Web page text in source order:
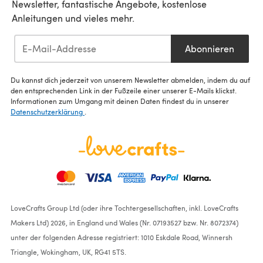
Newsletter, fantastische Angebote, kostenlose
Anleitungen und vieles mehr.
Abonnieren
Du kannst dich jederzeit von unserem Newsletter abmelden, indem du auf
den entsprechenden Link in der Fußzeile einer unserer E-Mails klickst.
Informationen zum Umgang mit deinen Daten findest du in unserer
Datenschutzerklärung
LoveCrafts Group Ltd (oder ihre Tochtergesellschaften, inkl. LoveCrafts
Makers Ltd) 2026, in England und Wales (Nr. 07193527 bzw. Nr. 8072374)
unter der folgenden Adresse registriert: 1010 Eskdale Road, Winnersh
Triangle, Wokingham, UK, RG41 5TS.